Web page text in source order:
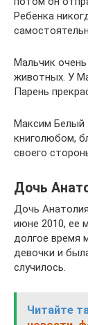
Ребенка
Мальчик
животных. У
Парень
Максим Белый
книголюбом,
своего
Дочь
Дочь
июне 2010, ее
долгое время
девочки и
случилось.
Читайте